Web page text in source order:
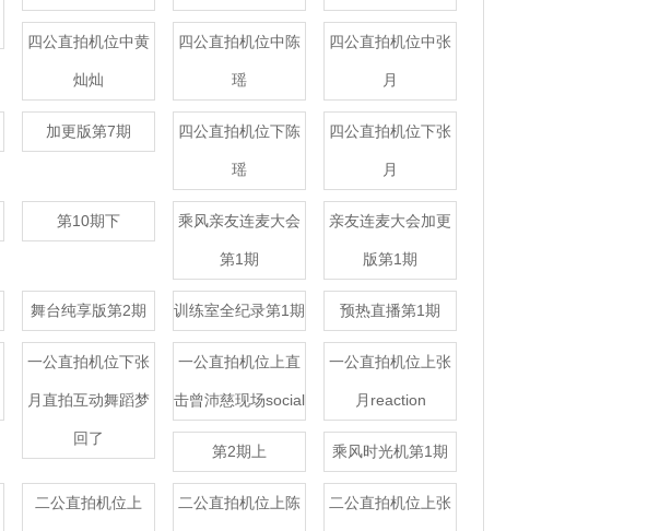
四公直拍机位中黄
灿灿
四公直拍机位中陈
瑶
四公直拍机位中张
月
加更版第7期 四公直拍机位下陈
瑶
四公直拍机位下张
月
第10期下 乘风亲友连麦大会
第1期
亲友连麦大会加更
版第1期
舞台纯享版第2期 训练室全纪录第1期 预热直播第1期
一公直拍机位下张
月直拍互动舞蹈梦
回了
一公直拍机位上直
击曾沛慈现场social
一公直拍机位上张
月reaction
第2期上 乘风时光机第1期
二公直拍机位上 二公直拍机位上陈 二公直拍机位上张